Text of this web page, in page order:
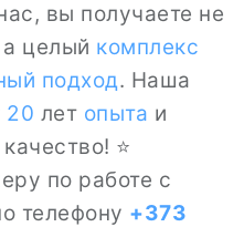
вы получаете не
целый комплекс
подход. Наша
20 лет опыта и
⭐
по работе с
телефону +373